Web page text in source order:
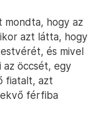
mondta, hogy az
azt látta, hogy
és mivel
öccsét, egy
fiatalt, azt
férfiba